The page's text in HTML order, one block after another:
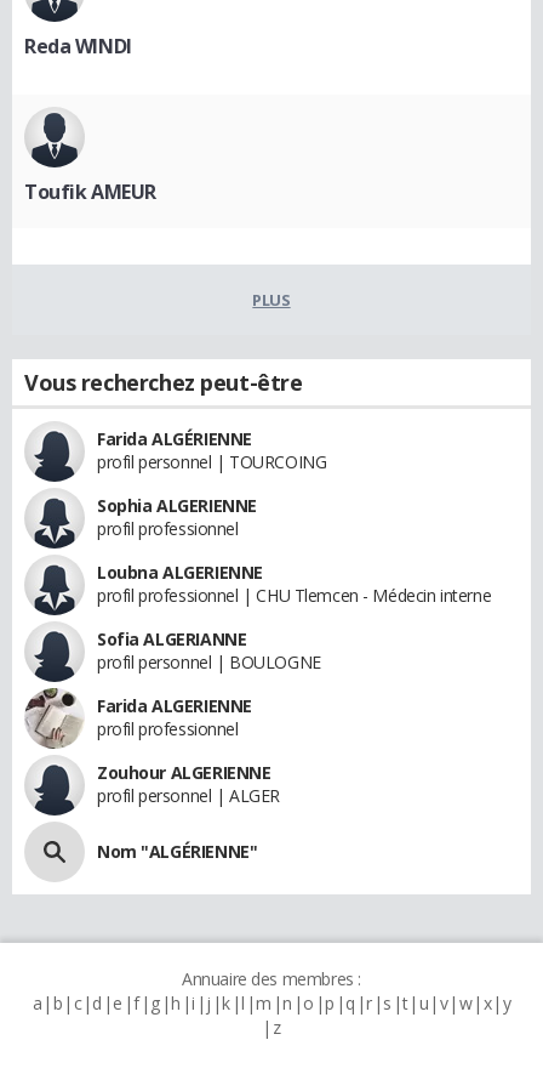
Reda WINDI
Toufik AMEUR
PLUS
Vous recherchez peut-être
Farida ALGÉRIENNE
profil personnel | TOURCOING
Sophia ALGERIENNE
profil professionnel
Loubna ALGERIENNE
profil professionnel | CHU Tlemcen - Médecin interne
Sofia ALGERIANNE
profil personnel | BOULOGNE
Farida ALGERIENNE
profil professionnel
Zouhour ALGERIENNE
profil personnel | ALGER
Nom "ALGÉRIENNE"
Annuaire des membres :
a b c d e f g h i j k l m n o p q r s t u v w x y
z